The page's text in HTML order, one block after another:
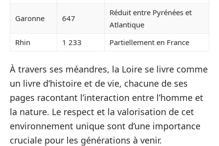
Garonne 647
Réduit entre Pyrénées et
Atlantique
Rhin
1 233 Partiellement en France
À travers ses méandres, la Loire se livre comme
un livre d’histoire et de vie, chacune de ses
pages racontant l’interaction entre l’homme et
la nature. Le respect et la valorisation de cet
environnement unique sont d’une importance
cruciale pour les générations à venir.